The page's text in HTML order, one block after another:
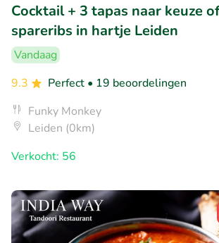
Cocktail + 3 tapas naar keuze
spareribs in hartje Leiden
Vandaag
9.3
Perfect • 19 beoordelingen
Funky Monkey
Leiden (0km)
Verkocht: 56